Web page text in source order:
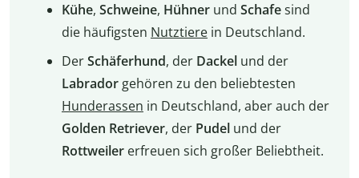
Kühe, Schweine, Hühnerund Schafesind
die häufigsten Nutztierein Deutschland.
DerSchäferhund, der Dackelund der
Labradorgehören zu den beliebtesten
Hunderassen in Deutschland, aber auch der
Golden Retriever, der Pudelund der
Rottweilererfreuen sich großer Beliebtheit.